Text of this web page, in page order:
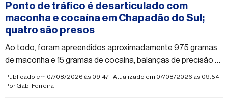
Ponto de tráfico é desarticulado com
maconha e cocaína em Chapadão do Sul;
quatro são presos
Ao todo, foram apreendidos aproximadamente 975 gramas
de maconha e 15 gramas de cocaína, balanças de precisão e
dinheiro
Publicado em 07/08/2026 às 09:47 - Atualizado em 07/08/2026 às 09:54 -
PorGabi Ferreira